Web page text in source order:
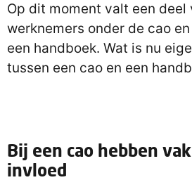
Op dit moment valt een deel
werknemers onder de cao
een handboek. Wat is nu
tussen een cao en een
Bij een cao hebben
invloed